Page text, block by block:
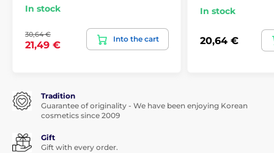
In stock
30,64 €
21,49 €
Into the cart
In stock
20,64 €
Tradition
Guarantee of originality - We have been enjoying Korean
cosmetics since 2009
Gift
Gift with every order.